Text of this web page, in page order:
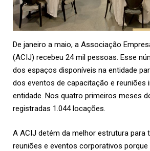
De janeiro a maio, a Associação
(ACIJ) recebeu 24 mil pessoas. Esse
dos espaços disponíveis na entidade
dos eventos de capacitação e reuniões
entidade. Nos quatro primeiros meses
registradas 1.044 locações.
A ACIJ detém da melhor estrutura para
reuniões e eventos corporativos